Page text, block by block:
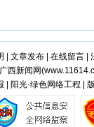
文章发布| 在线留言|
广西新闻网(
| 阳光·绿色网络工程 |